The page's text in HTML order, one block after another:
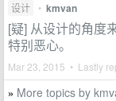
设计 • kmvan
[疑] 从设计的角度
特别恶心。
Mar 23, 2015 • Lastly
» More topics by